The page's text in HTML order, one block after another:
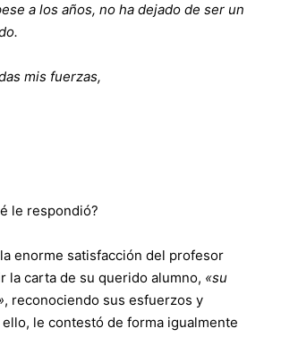
a los años, no ha dejado de ser un
mis fuerzas,
le respondió?
enorme satisfacción del profesor
la carta de su querido alumno, «su
, reconociendo sus esfuerzos y
le contestó de forma igualmente